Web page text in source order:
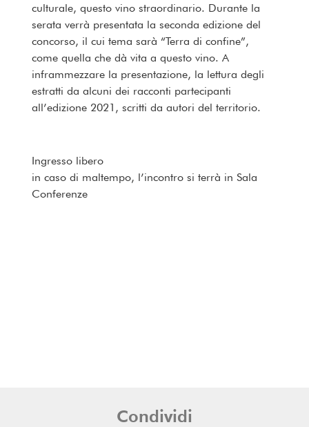
culturale, questo vino straordinario. Durante la
serata verrà presentata la seconda edizione del
concorso, il cui tema sarà “Terra di confine”,
come quella che dà vita a questo vino. A
inframmezzare la presentazione, la lettura degli
estratti da alcuni dei racconti partecipanti
all’edizione 2021, scritti da autori del territorio.
Ingresso libero
in caso di maltempo, l’incontro si terrà in Sala
Conferenze
Condividi